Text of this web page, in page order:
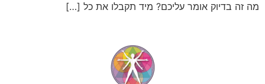
מה זה בדיוק אומר עליכם? מיד תקבלו את כל […]